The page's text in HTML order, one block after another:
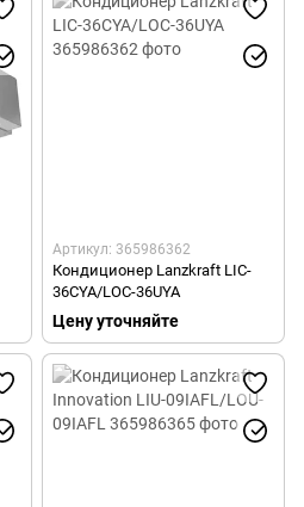
Артикул: 365986362
Кондиционер Lanzkraft LIC-
36CYA/LOC-36UYA
Цену уточняйте